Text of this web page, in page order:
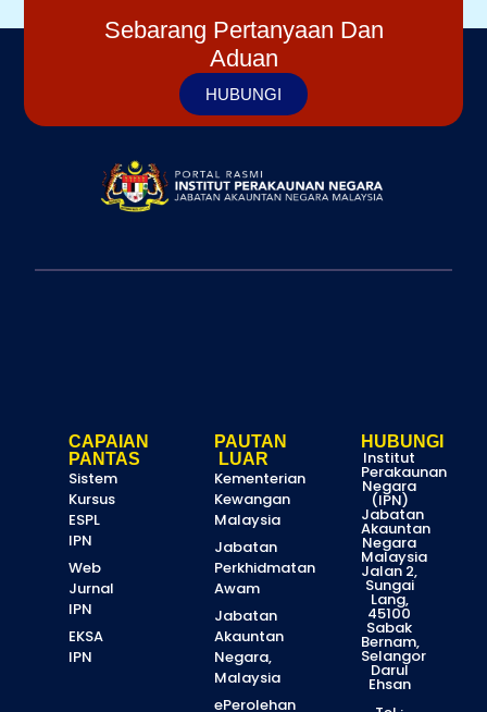
Sebarang Pertanyaan Dan
Aduan
HUBUNGI
CAPAIAN
PANTAS
Sistem
Kursus
ESPL
IPN
Web
Jurnal
IPN
EKSA
IPN
PAUTAN
LUAR
Kementerian
Kewangan
Malaysia
Jabatan
Perkhidmatan
Awam
Jabatan
Akauntan
Negara,
Malaysia
ePerolehan
HUBUNGI
Institut
Perakaunan
Negara
(IPN)
Jabatan
Akauntan
Negara
Malaysia
Jalan 2,
Sungai
Lang,
45100
Sabak
Bernam,
Selangor
Darul
Ehsan